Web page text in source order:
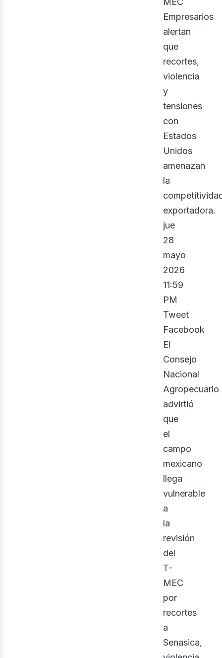
Empresarios
alertan
que
recortes,
violencia
y
tensiones
con
Estados
Unidos
amenazan
la
exportadora.
jue
28
mayo
2026
11:59
PM
Tweet
Facebook
El
Consejo
Nacional
Agropecuario
advirtió
que
el
campo
mexicano
llega
vulnerable
a
la
revisión
del
T-
MEC
por
recortes
a
Senasica,